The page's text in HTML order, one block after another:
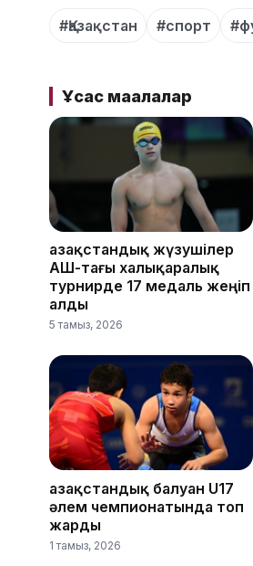
#Қазақстан #спорт
Ұқсас мақалалар
Қазақстандық жүзушілер
АҚШ-тағы халықаралық
турнирде 17 медаль жеңіп
алды
5 тамыз, 2026
Қазақстандық балуан U17
әлем чемпионатында топ
жарды
1 тамыз, 2026